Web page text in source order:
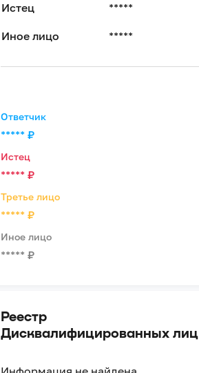
Истец *****
Иное лицо *****
Ответчик
***** ₽
Истец
***** ₽
Третье лицо
***** ₽
Иное лицо
***** ₽
Реестр
Дисквалифицированных лиц